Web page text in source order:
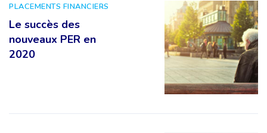
PLACEMENTS FINANCIERS
Le succès des
nouveaux PER en
2020